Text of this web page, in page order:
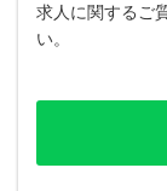
求人に関するご
い。